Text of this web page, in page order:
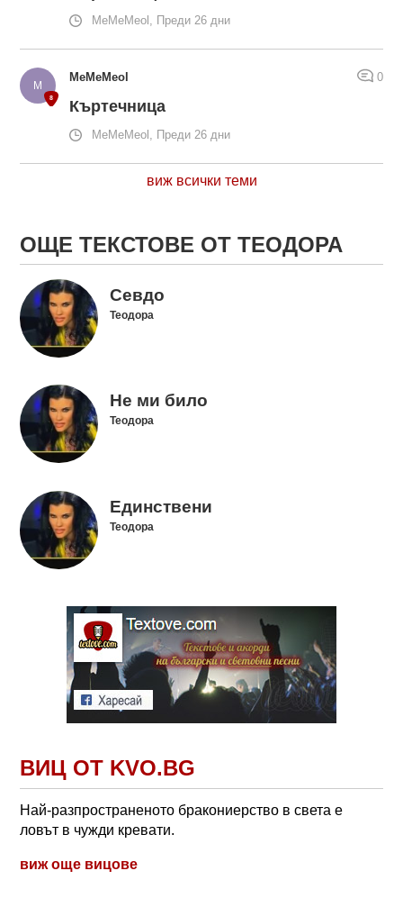
MeMeMeol, Преди 26 дни
MeMeMeol 0
Къртечница
MeMeMeol, Преди 26 дни
виж всички теми
ОЩЕ ТЕКСТОВЕ ОТ ТЕОДОРА
Севдо
Теодора
Не ми било
Теодора
Единствени
Теодора
ВИЦ ОТ KVO.BG
Най-разпространеното бракониерство в света е
ловът в чужди кревати.
виж още вицове